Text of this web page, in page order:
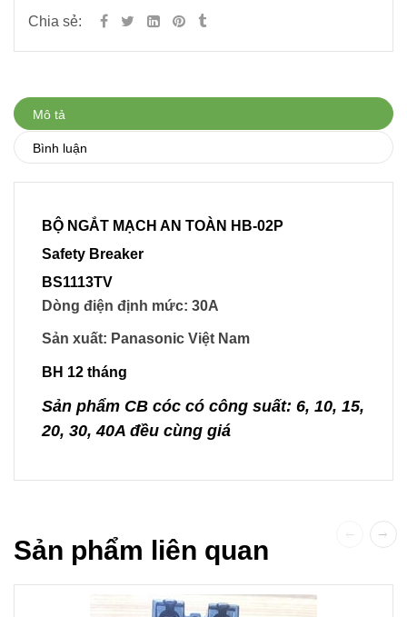
Chia sẻ:
Mô tả
Bình luận
BỘ NGẮT MẠCH AN TOÀN HB-02P
Safety Breaker
BS1113TV
Dòng điện định mức: 30A
Sản xuất: Panasonic Việt Nam
BH 12 tháng
Sản phẩm CB cóc có công suất: 6, 10, 15,
20, 30, 40A đều cùng giá
Sản phẩm liên quan